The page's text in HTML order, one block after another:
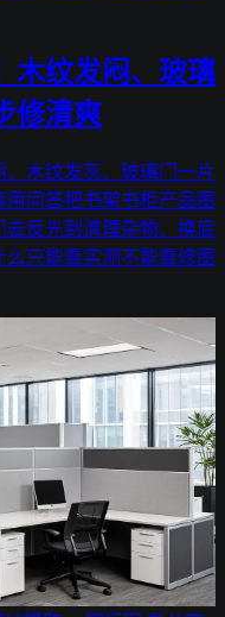
木纹发闷、玻璃
修清爽
木纹发灰、玻璃门一片
问答把书架书柜产品图
反光到清理杂物、换底
只能靠实测不能靠修图